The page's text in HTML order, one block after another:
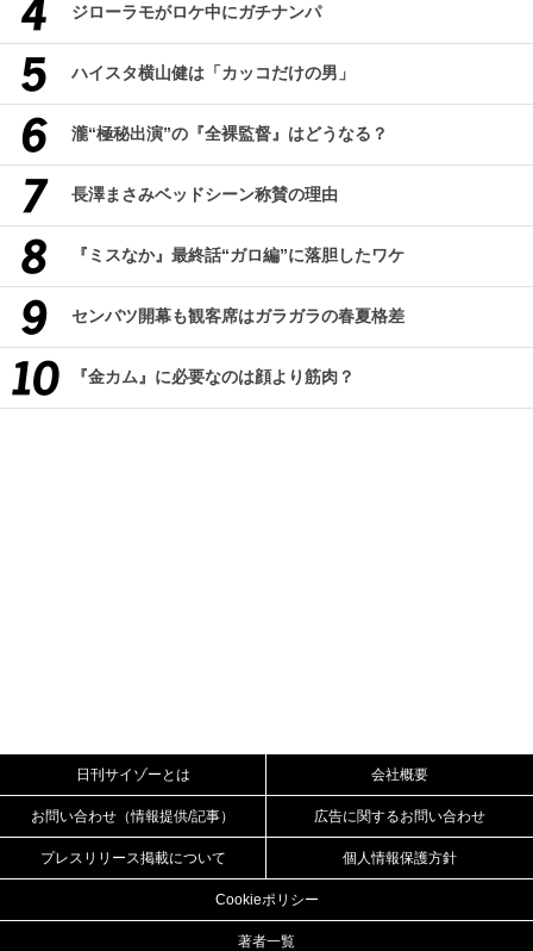
ジローラモがロケ中にガチナンパ
ハイスタ横山健は「カッコだけの男」
瀧“極秘出演”の『全裸監督』はどうなる？
長澤まさみベッドシーン称賛の理由
『ミスなか』最終話“ガロ編”に落胆したワケ
センバツ開幕も観客席はガラガラの春夏格差
『金カム』に必要なのは顔より筋肉？
日刊サイゾーとは 会社概要
お問い合わせ（情報提供/記事） 広告に関するお問い合わせ
プレスリリース掲載について 個人情報保護方針
Cookieポリシー
著者一覧